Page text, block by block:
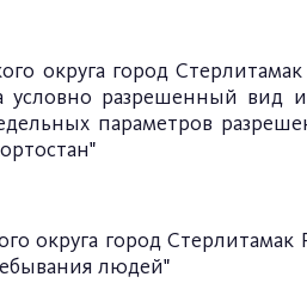
округа город
разрешенный вид
параметров
округа город
людей"